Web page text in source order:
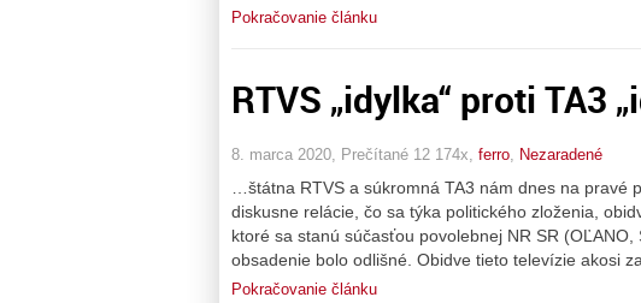
Pokračovanie článku
RTVS „idylka“ proti TA3
8. marca 2020, Prečítané 12 174x, ferro Nezaradené
…štátna RTVS a súkromná TA3 nám dnes na pravé
diskusne relácie, čo sa týka politického zloženia,
ktoré sa stanú súčasťou povolebnej NR SR
obsadenie bolo odlišné. Obidve tieto televízie akosi
Pokračovanie článku